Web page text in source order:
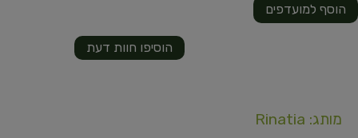
הוסיפו חוות דעת
הוסף למועדפים
מותג: Rinatia